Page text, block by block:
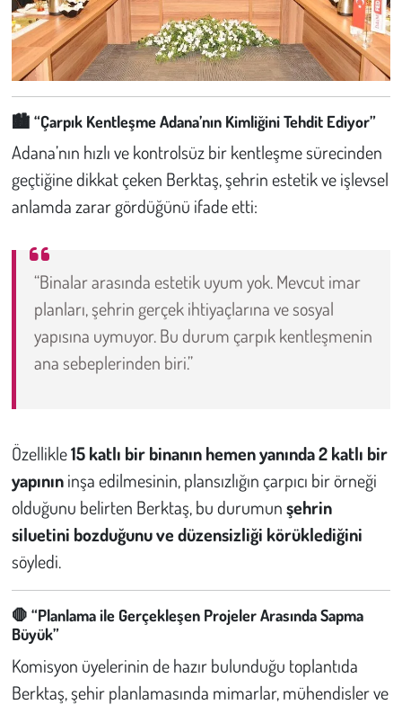
🏙️ “Çarpık Kentleşme Adana’nın Kimliğini Tehdit Ediyor”
Adana’nın hızlı ve kontrolsüz bir kentleşme sürecinden
geçtiğine dikkat çeken Berktaş, şehrin estetik ve işlevsel
anlamda zarar gördüğünü ifade etti:
“Binalar arasında estetik uyum yok. Mevcut imar
planları, şehrin gerçek ihtiyaçlarına ve sosyal
yapısına uymuyor. Bu durum çarpık kentleşmenin
ana sebeplerinden biri.”
Özellikle15 katlı bir binanın hemen yanında 2 katlı bir
yapınıninşa edilmesinin, plansızlığın çarpıcı bir örneği
olduğunu belirten Berktaş, bu durumunşehrin
siluetini bozduğunu ve düzensizliği körüklediğini
söyledi.
🛑 “Planlama ile Gerçekleşen Projeler Arasında Sapma
Büyük”
Komisyon üyelerinin de hazır bulunduğu toplantıda
Berktaş, şehir planlamasında mimarlar, mühendisler ve
Tarım
Son Dakika
Kent
Eğlence